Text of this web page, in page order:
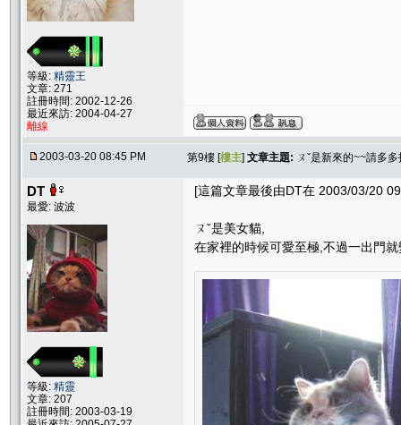
等級: 精靈王
文章: 271
註冊時間: 2002-12-26
最近來訪: 2004-04-27
離線
2003-03-20 08:45 PM 第9樓 [樓主] 文章主題: ㄡˇ是新來的~~請多
DT
最愛: 波波
等級: 精靈
文章: 207
註冊時間: 2003-03-19
[這篇文章最後由DT在 2003/03/20
ㄡˇ是美女貓,
在家裡的時候可愛至極,不過一出門